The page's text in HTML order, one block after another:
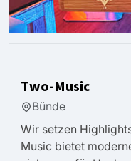
Two-Music
Bünde
Wir setzen
Music bietet